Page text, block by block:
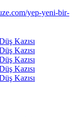
yep-yeni-bir-